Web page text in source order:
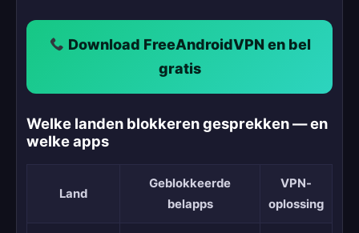
Download FreeAndroidVPN en bel
gratis
Welke landen blokkeren gesprekken — en
welke apps
Land
Geblokkeerde
belapps
VPN-
oplossing